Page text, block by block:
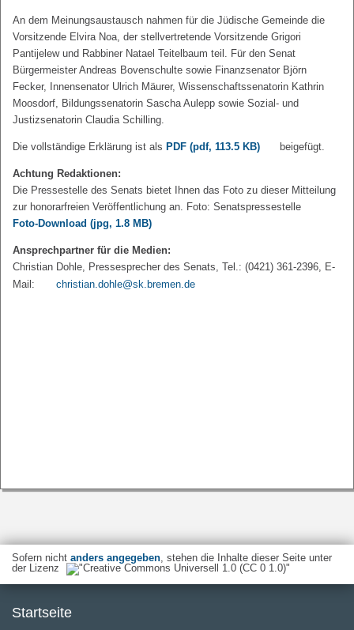
An dem Meinungsaustausch nahmen für die Jüdische Gemeinde die
Vorsitzende Elvira Noa, der stellvertretende Vorsitzende Grigori
Pantijelew und Rabbiner Natael Teitelbaum teil. Für den Senat
Bürgermeister Andreas Bovenschulte sowie Finanzsenator Björn
Fecker, Innensenator Ulrich Mäurer, Wissenschaftssenatorin Kathrin
Moosdorf, Bildungssenatorin Sascha Aulepp sowie Sozial- und
Justizsenatorin Claudia Schilling.
Die vollständige Erklärung ist als PDF (pdf, 113.5 KB) beigefügt.
Achtung Redaktionen:
Die Pressestelle des Senats bietet Ihnen das Foto zu dieser Mitteilung
zur honorarfreien Veröffentlichung an. Foto: Senatspressestelle
Foto-Download (jpg, 1.8 MB)
Ansprechpartner für die Medien:
Christian Dohle, Pressesprecher des Senats, Tel.: (0421) 361-2396, E-
Mail:
christian.dohle@sk.bremen.de
Sofern nicht anders angegeben, stehen die Inhalte dieser Seite unter
der Lizenz
Startseite